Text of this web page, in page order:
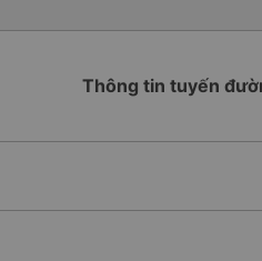
Thông tin tuyến